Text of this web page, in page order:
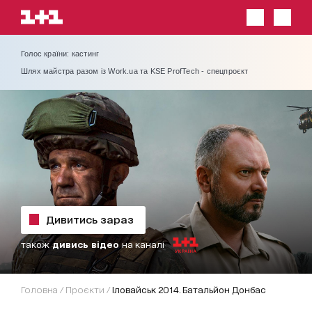
Голос країни: кастинг
Шлях майстра разом із Work.ua та KSE ProfTech - спецпроєкт
Дивитись зараз
також дивись відео на каналі
Головна / проєкти / Іловайськ 2014. Батальйон Донбас